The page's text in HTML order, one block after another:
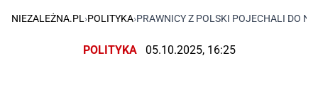
NIEZALEŻNA.PL ›POLITYKA›PRAWNICY Z POLSKI POJECHALI DO
POLITYKA 05.10.2025, 16:25